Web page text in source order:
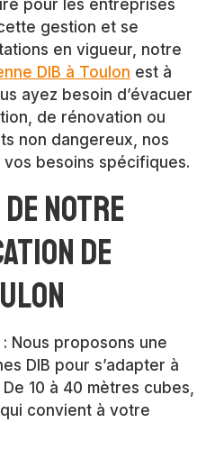
pour les entreprises
gestion et se
en vigueur, notre
DIB à Toulon est à
ayez besoin d’évacuer
de rénovation ou
non dangereux, nos
besoins spécifiques.
de notre
de
Nous proposons une
DIB pour s’adapter à
10 à 40 mètres cubes,
convient à votre